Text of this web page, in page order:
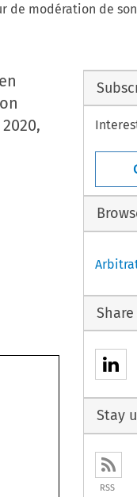
de modération de
Share
Stay
RSS